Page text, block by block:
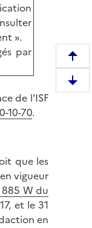
».
par
de l'ISF
10-70.
que les
vigueur
W du
et le 31
en
e
m
D